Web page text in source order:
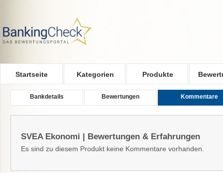
Startseite Kategorien Produkte
Bankdetails Bewertungen Kommentare
SVEA Ekonomi | Bewertungen & Erfahrungen
Es sind zu diesem Produkt keine Kommentare vorhanden.